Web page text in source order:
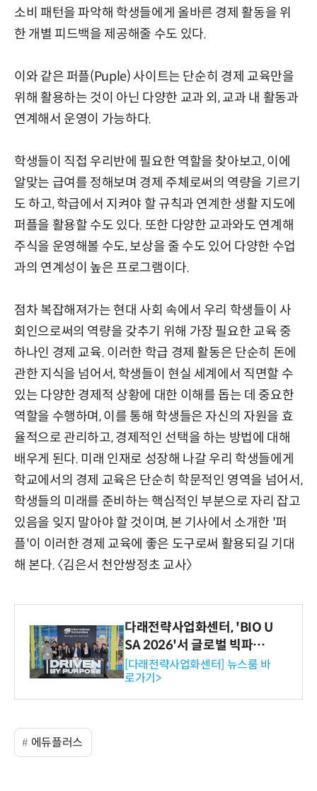
소비 패턴을 파악해 학생들에게 올바른 경제 활동을 위
한 개별 피드백을 제공해줄 수도 있다.
이와 같은 퍼플(Puple) 사이트는 단순히 경제 교육만을
위해 활용하는 것이 아닌 다양한 교과 외, 교과 내 활동과
연계해서 운영이 가능하다.
학생들이 직접 우리반에 필요한 역할을 찾아보고, 이에
알맞는 급여를 정해보며 경제 주체로써의 역량을 기르기
도 하고, 학급에서 지켜야 할 규칙과 연계한 생활 지도에
퍼플을 활용할 수도 있다. 또한 다양한 교과와도 연계해
주식을 운영해볼 수도, 보상을 줄 수도 있어 다양한 수업
과의 연계성이 높은 프로그램이다.
점차 복잡해져가는 현대 사회 속에서 우리 학생들이 사
회인으로써의 역량을 갖추기 위해 가장 필요한 교육 중
하나인 경제 교육. 이러한 학급 경제 활동은 단순히 돈에
관한 지식을 넘어서, 학생들이 현실 세계에서 직면할 수
있는 다양한 경제적 상황에 대한 이해를 돕는 데 중요한
역할을 수행하며, 이를 통해 학생들은 자신의 자원을 효
율적으로 관리하고, 경제적인 선택을 하는 방법에 대해
배우게 된다. 미래 인재로 성장해 나갈 우리 학생들에게
학교에서의 경제 교육은 단순히 학문적인 영역을 넘어서,
학생들의 미래를 준비하는 핵심적인 부분으로 자리 잡고
있음을 잊지 말아야 할 것이며, 본 기사에서 소개한 '퍼
플'이 이러한 경제 교육에 좋은 도구로써 활용되길 기대
해 본다. 〈김은서 천안쌍정초 교사〉
다래전략사업화센터, 'BIO U
SA 2026'서 글로벌 빅파마
와의 비즈니스 미팅 지원…K
-바이오 해외 진출 교두보 확
보
[다래전략사업화센터] 뉴스룸 바
로가기>
에듀플러스